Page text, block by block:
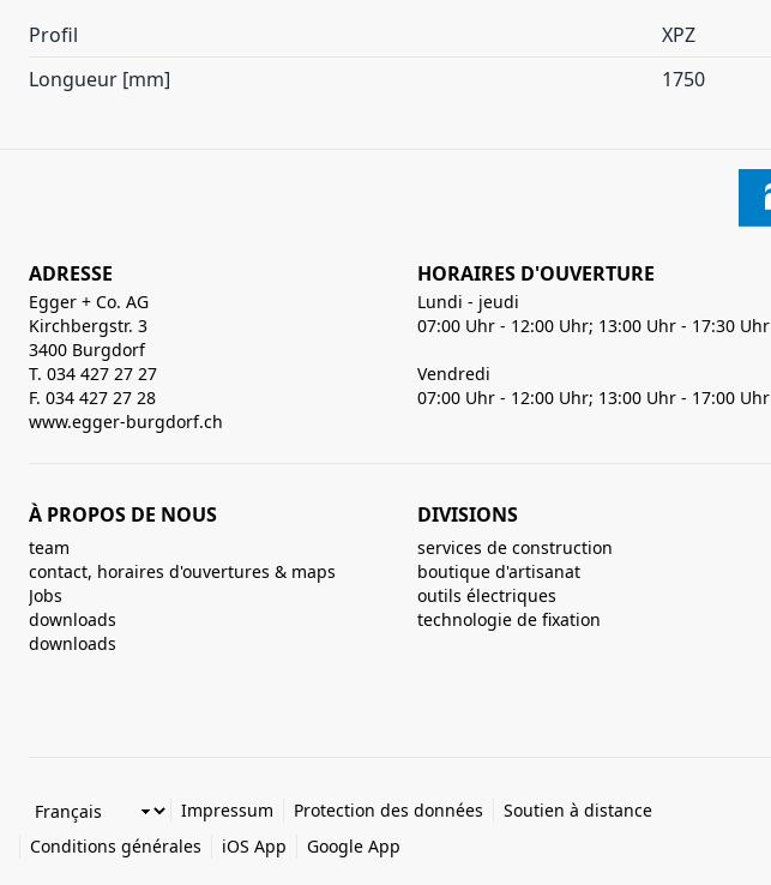
Profil
XPZ
Longueur [mm]
1750
ADRESSE
Egger + Co. AG
Kirchbergstr. 3
3400 Burgdorf
T. 034 427 27 27
F. 034 427 27 28
www.egger-burgdorf.ch
HORAIRES D'OUVERTURE
Lundi - jeudi
07:00 Uhr - 12:00 Uhr; 13:00 Uhr - 17:30 Uhr
Vendredi
07:00 Uhr - 12:00 Uhr; 13:00 Uhr - 17:00 Uhr
À PROPOS DE NOUS
team
contact, horaires d'ouvertures & maps
Jobs
downloads
downloads
DIVISIONS
services de construction
boutique d'artisanat
outils électriques
technologie de fixation
Impressum Protection des données
Soutien à distance
Conditions générales
iOS App Google App